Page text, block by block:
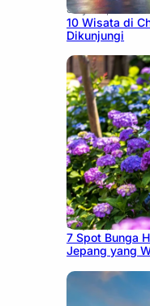
July 30, 2026
10 Wisata di
Dikunjungi
July 23, 2026
7 Spot Bunga
Jepang yang